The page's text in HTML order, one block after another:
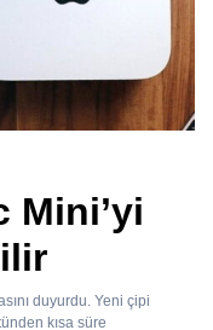
Mini’yi
duyurdu. Yeni çipi
kısa süre